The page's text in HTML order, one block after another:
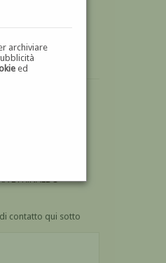
archiviare
ed
DI RINALDO
contatto qui sotto